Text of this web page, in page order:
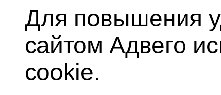
Для повышения
сайтом Адвего
cookie.